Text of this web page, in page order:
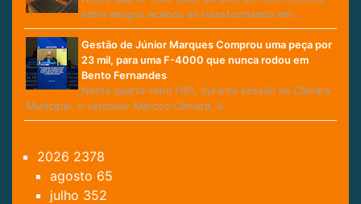
entre amigos acabou se transformando em…
Gestão de Júnior Marques Comprou uma peça por
23 mil, para uma F-4000 que nunca rodou em
Bento Fernandes
Nesta quarta-feira (18), durante sessão na Câmara
Municipal, o vereador Marcos Câmara, lí…
2026 2378
agosto 65
julho 352